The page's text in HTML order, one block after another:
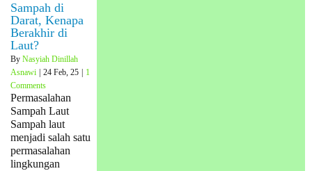
Sampah di
Darat, Kenapa
Berakhir di
Laut?
By Nasyiah Dinillah
Asnawi
24 Feb, 25
1
Comments
Permasalahan
Sampah Laut
Sampah laut
menjadi salah satu
permasalahan
lingkungan